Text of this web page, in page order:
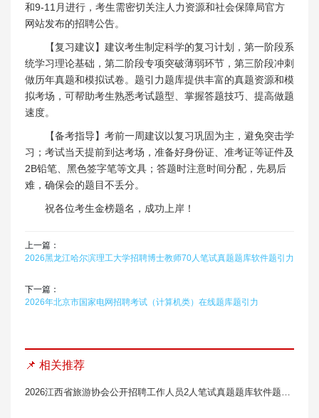
和9-11月进行，考生需密切关注人力资源和社会保障局官方
网站发布的招聘公告。
【复习建议】建议考生制定科学的复习计划，第一阶段系
统学习理论基础，第二阶段专项突破薄弱环节，第三阶段冲刺
做历年真题和模拟试卷。题引力题库提供丰富的真题资源和模
拟考场，可帮助考生熟悉考试题型、掌握答题技巧、提高做题
速度。
【备考指导】考前一周建议以复习巩固为主，避免突击学
习；考试当天提前到达考场，准备好身份证、准考证等证件及
2B铅笔、黑色签字笔等文具；答题时注意时间分配，先易后
难，确保会的题目不丢分。
祝各位考生金榜题名，成功上岸！
上一篇：
2026黑龙江哈尔滨理工大学招聘博士教师70人笔试真题题库软件题引力
下一篇：
2026年北京市国家电网招聘考试（计算机类）在线题库题引力
📌 相关推荐